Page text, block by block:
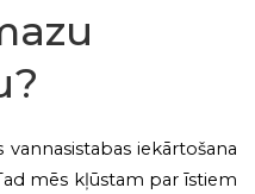
iekārtošana
mēs kļūstam par īstiem